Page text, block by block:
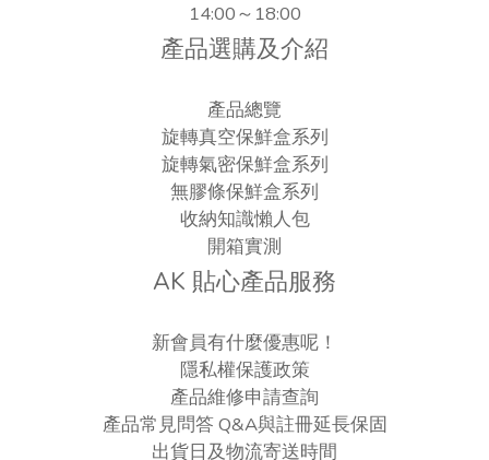
14:00～18:00
產品選購及介紹
產品總覽
旋轉真空保鮮盒系列
旋轉氣密保鮮盒系列
無膠條保鮮盒系列
收納知識懶人包
開箱實測
AK 貼心產品服務
新會員有什麼優惠呢！
隱私權保護政策
產品維修申請查詢
產品常見問答 Q&A與註冊延長保固
出貨日及物流寄送時間